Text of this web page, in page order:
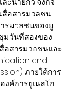
อสารมวลชน
รมวลชนของยู
มวันที่สองของ
อสารมวลชนและ
and
ภายใต้การ
ค์การยูเนสโก